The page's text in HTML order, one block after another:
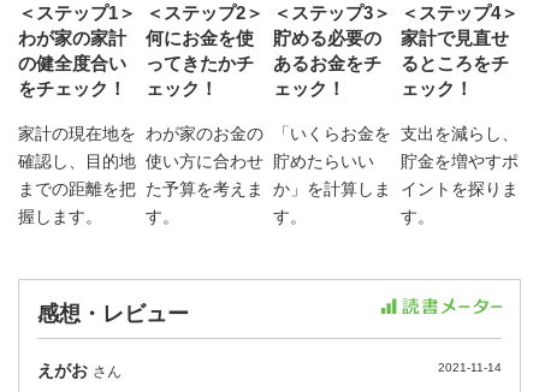
＜ステップ1＞
わが家の家計
の健全度合い
をチェック！
家計の現在地を
確認し、目的地
までの距離を把
握します。
＜ステップ2＞
何にお金を使
ってきたかチ
ェック！
わが家のお金の
使い方に合わせ
た予算を考えま
す。
＜ステップ3＞
貯める必要の
あるお金をチ
ェック！
「いくらお金を
貯めたらいい
か」を計算しま
す。
＜ステップ4＞
家計で見直せ
るところをチ
ェック！
支出を減らし、
貯金を増やすポ
イントを探りま
す。
感想・レビュー
えがお さん 2021-11-14